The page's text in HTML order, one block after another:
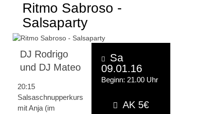
Ritmo Sabroso -
Salsaparty
DJ Rodrigo
und DJ Mateo
20:15
Salsaschnupperkurs
mit Anja (im
Sa
09.01.16
Beginn: 21.00 Uhr
AK 5€